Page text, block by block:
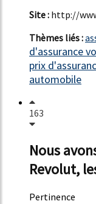
Site : http://
Thèmes liés :
d'assurance
prix
automobile
163
Nous
Revolut,
Pertinence